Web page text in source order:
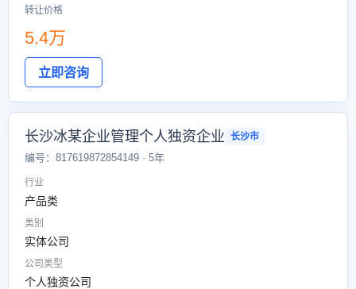
转让价格
5.4万
立即咨询
长沙冰某企业管理个人独资企业 长沙市
编号：817619872854149 · 5年
行业
产品类
类别
实体公司
公司类型
个人独资公司